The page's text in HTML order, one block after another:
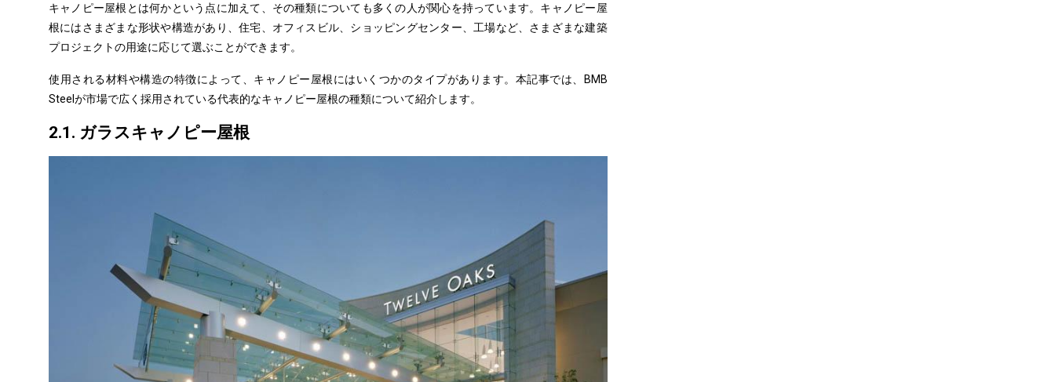
キャノピー屋根とは何かという点に加えて、その種類についても多くの人が関心を持っています。キャノピー屋
根にはさまざまな形状や構造があり、住宅、オフィスビル、ショッピングセンター、工場など、さまざまな建築
プロジェクトの用途に応じて選ぶことができます。
使用される材料や構造の特徴によって、 キャノピー屋根にはいくつかのタイプがあります。本記事では、BMB
Steelが市場で広く採用されている代表的なキャノピー屋根の種類について紹介します。
2.1. ガラスキャノピー屋根